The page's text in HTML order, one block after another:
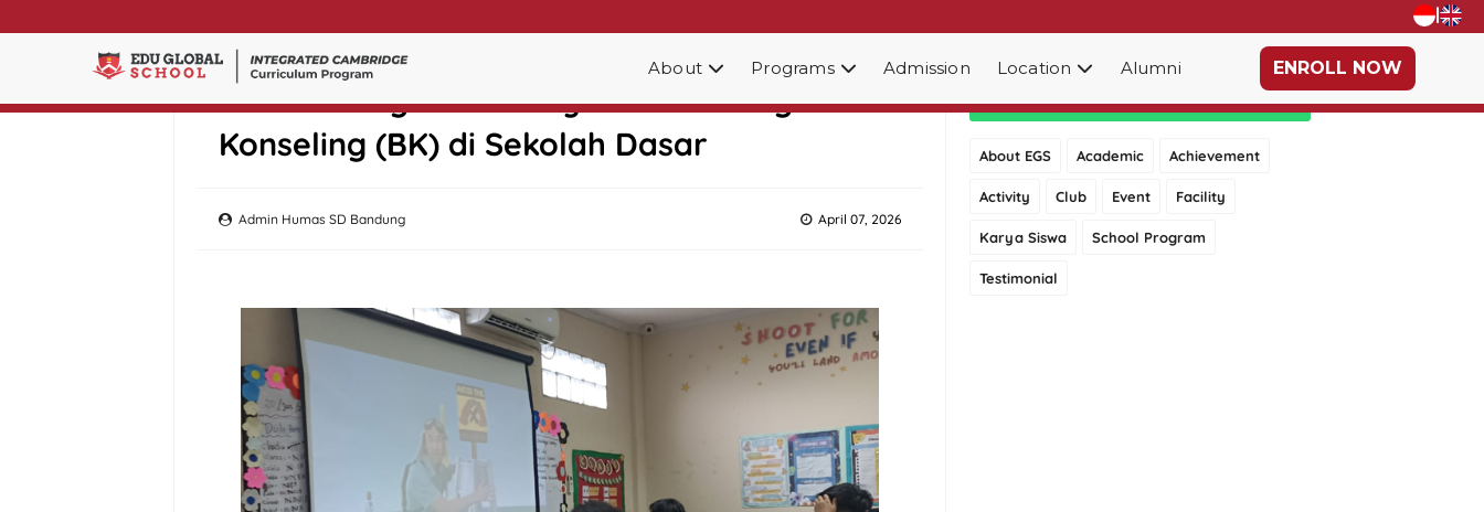
|
About Programs Admission Location Alumni ENROLL NOW
Ice Breaking dalam Layanan Bimbingan dan
Konseling (BK) di Sekolah Dasar
Admin Humas SD Bandung April 07, 2026
Category
About EGS Academic Achievement
Activity Club Event Facility
Karya Siswa School Program
Testimonial